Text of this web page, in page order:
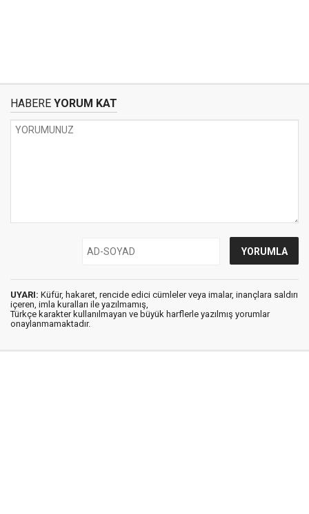
HABERE YORUM KAT
UYARI: Küfür, hakaret, rencide edici cümleler veya imalar, inançlara saldırı
içeren, imla kuralları ile yazılmamış,
Türkçe karakter kullanılmayan ve büyük harflerle yazılmış yorumlar
onaylanmamaktadır.